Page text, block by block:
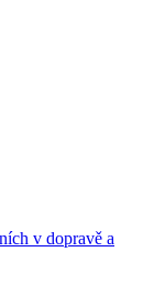
v dopravě a